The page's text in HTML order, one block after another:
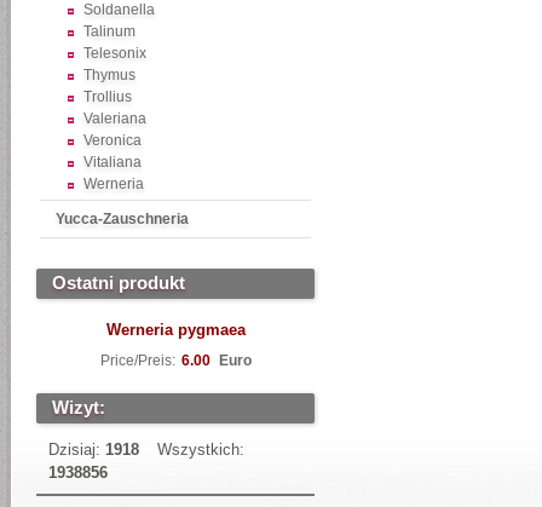
Soldanella
Talinum
Telesonix
Thymus
Trollius
Valeriana
Veronica
Vitaliana
Werneria
Yucca-Zauschneria
Ostatni produkt
Werneria pygmaea
Price/Preis: 6.00 Euro
Wizyt:
Dzisiaj: 1918
Wszystkich:
1938856